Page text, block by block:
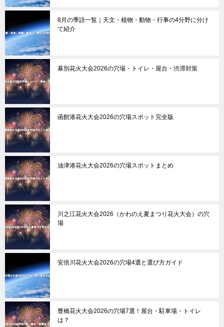
8月の季語一覧｜天文・植物・動物・行事の4分野に分け
て紹介
幕別花火大会2026の穴場・トイレ・屋台・渋滞対策
函館港花火大会2026の穴場スポット完全版
油津港花火大会2026の穴場スポットまとめ
川之江花火大会2026（かわのえ夏まつり花火大会）の穴
場
安倍川花火大会2026の穴場4選と選び方ガイド
豊橋花火大会2026の穴場7選！屋台・駐車場・トイレ
は？